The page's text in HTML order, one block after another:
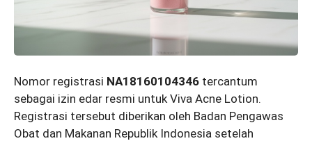
Nomor registrasi NA18160104346 tercantum
sebagai izin edar resmi untuk Viva Acne Lotion.
Registrasi tersebut diberikan oleh Badan Pengawas
Obat dan Makanan Republik Indonesia setelah